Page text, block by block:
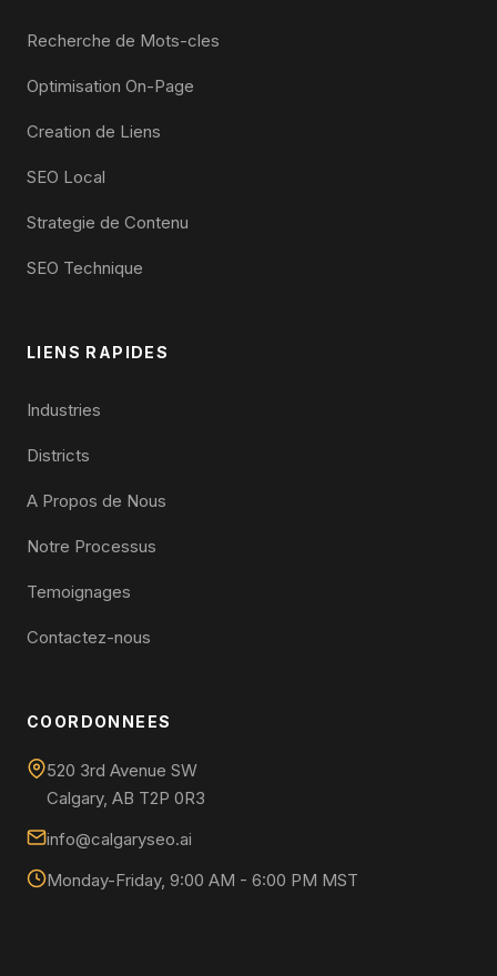
Recherche de Mots-cles
Optimisation On-Page
Creation de Liens
SEO Local
Strategie de Contenu
SEO Technique
LIENS RAPIDES
Industries
Districts
A Propos de Nous
Notre Processus
Temoignages
Contactez-nous
COORDONNEES
520 3rd Avenue SW
Calgary, AB T2P 0R3
info@calgaryseo.ai
Monday-Friday, 9:00 AM - 6:00 PM MST